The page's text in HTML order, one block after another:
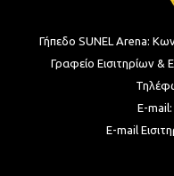
Γήπεδο SUNEL Arena:
Γραφείο Εισιτηρίων &
E-mail:
E-mail